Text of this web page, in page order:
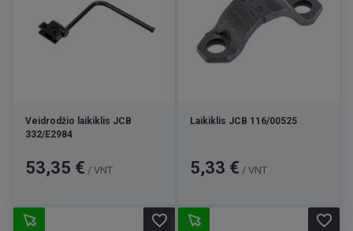
Veidrodžio laikiklis JCB
332/E2984
Kaina
53,35 € / VNT
Laikiklis JCB 116/00525
Kaina
5,33 € / VNT
favorite_border favorite_border